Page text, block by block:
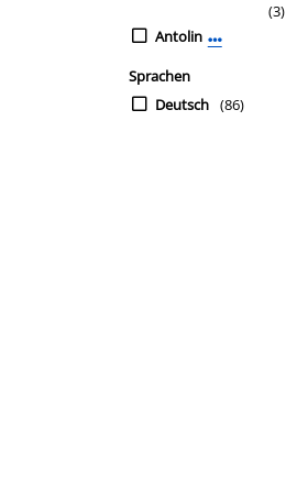
Antolin
(3)
Sprachen
Deutsch (86)